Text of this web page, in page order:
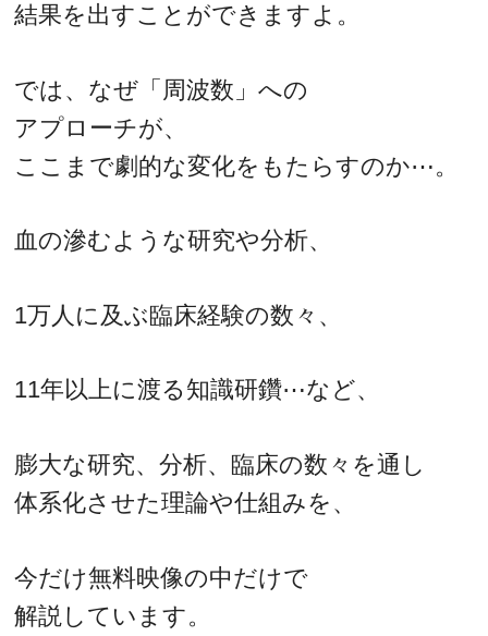
結果を出すことができますよ。
では、なぜ「周波数」への
アプローチが、
ここまで劇的な変化をもたらすのか⋯。
血の滲むような研究や分析、
1万人に及ぶ臨床経験の数々、
11年以上に渡る知識研鑽⋯など、
膨大な研究、分析、臨床の数々を通し
体系化させた理論や仕組みを、
今だけ無料映像の中だけで
解説しています。